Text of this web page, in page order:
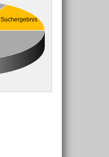
Suchergebnis